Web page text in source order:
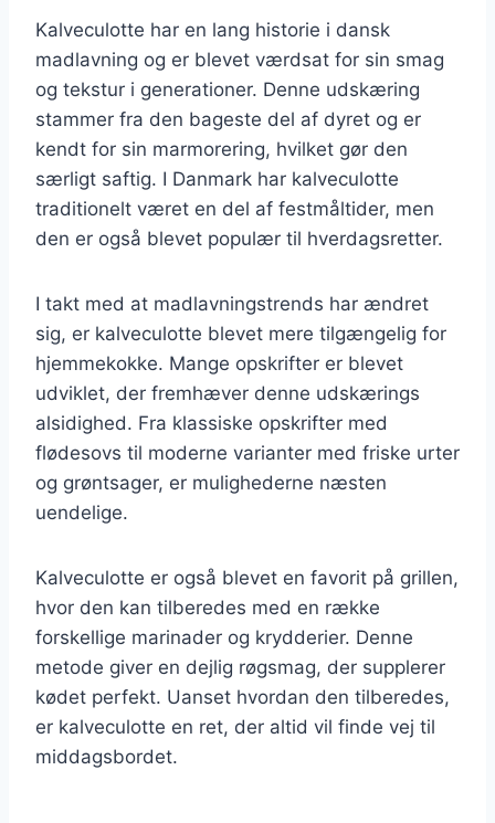
Kalveculotte har en lang historie i dansk
madlavning og er blevet værdsat for sin smag
og tekstur i generationer. Denne udskæring
stammer fra den bageste del af dyret og er
kendt for sin marmorering, hvilket gør den
særligt saftig. I Danmark har kalveculotte
traditionelt været en del af festmåltider, men
den er også blevet populær til hverdagsretter.
I takt med at madlavningstrends har ændret
sig, er kalveculotte blevet mere tilgængelig for
hjemmekokke. Mange opskrifter er blevet
udviklet, der fremhæver denne udskærings
alsidighed. Fra klassiske opskrifter med
flødesovs til moderne varianter med friske urter
og grøntsager, er mulighederne næsten
uendelige.
Kalveculotte er også blevet en favorit på grillen,
hvor den kan tilberedes med en række
forskellige marinader og krydderier. Denne
metode giver en dejlig røgsmag, der supplerer
kødet perfekt. Uanset hvordan den tilberedes,
er kalveculotte en ret, der altid vil finde vej til
middagsbordet.